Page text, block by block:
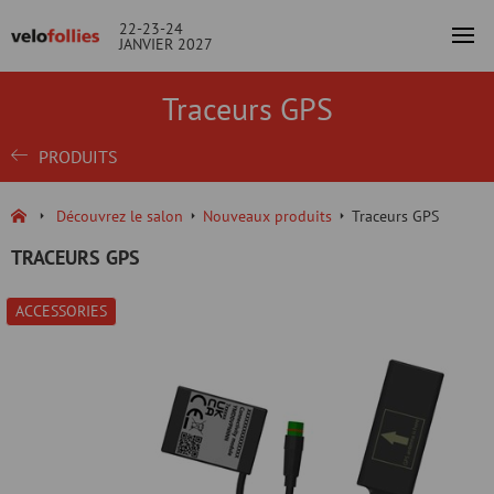
22-23-24
JANVIER 2027
Traceurs GPS
PRODUITS
Découvrez le salon Nouveaux produits Traceurs GPS
TRACEURS GPS
ACCESSORIES